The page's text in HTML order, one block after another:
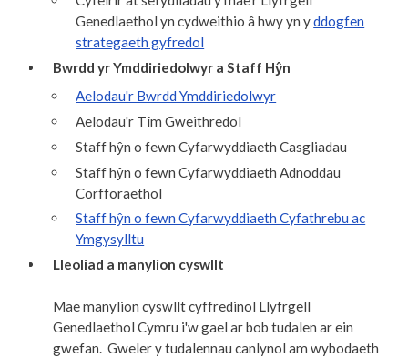
Genedlaethol yn cydweithio â hwy yn yddogfen
strategaeth gyfredol
Bwrdd yr Ymddiriedolwyr a Staff Hŷn
Aelodau'r Bwrdd Ymddiriedolwyr
Aelodau'r Tîm Gweithredol
Staff hŷn o fewn Cyfarwyddiaeth Casgliadau
Staff hŷn o fewn Cyfarwyddiaeth Adnoddau
Corfforaethol
Staff hŷn o fewn Cyfarwyddiaeth Cyfathrebu ac
Ymgysylltu
Lleoliad a manylion cyswllt
Mae manylion cyswllt cyffredinol Llyfrgell
Genedlaethol Cymru i'w gael ar bob tudalen ar ein
gwefan. Gweler y tudalennau canlynol am wybodaeth